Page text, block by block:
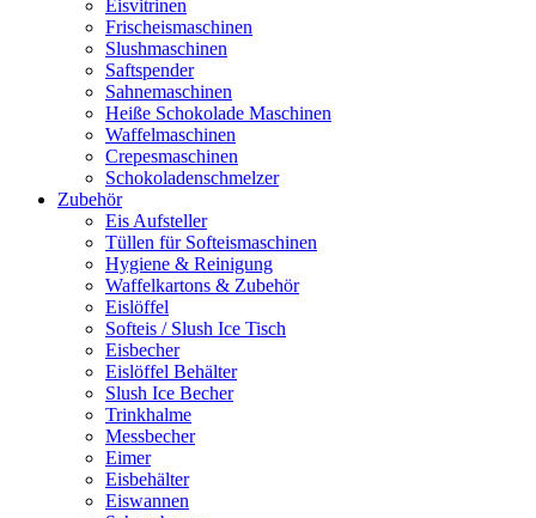
Eisvitrinen
Frischeismaschinen
Slushmaschinen
Saftspender
Sahnemaschinen
Heiße Schokolade Maschinen
Waffelmaschinen
Crepesmaschinen
Schokoladenschmelzer
Zubehör
Eis Aufsteller
Tüllen für Softeismaschinen
Hygiene & Reinigung
Waffelkartons & Zubehör
Eislöffel
Softeis / Slush Ice Tisch
Eisbecher
Eislöffel Behälter
Slush Ice Becher
Trinkhalme
Messbecher
Eimer
Eisbehälter
Eiswannen